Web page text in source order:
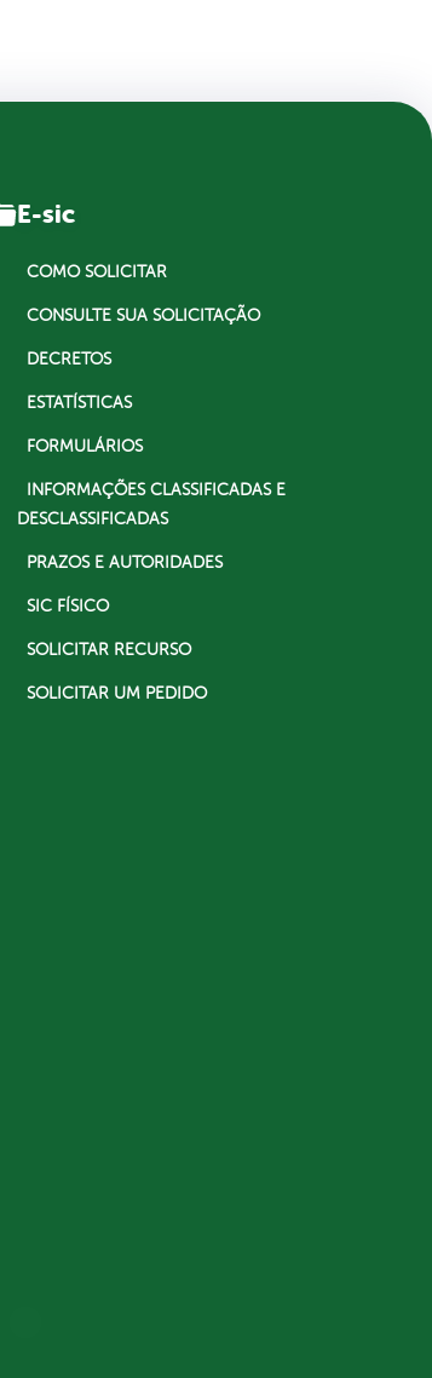
E-sic
COMO SOLICITAR
CONSULTE SUA SOLICITAÇÃO
DECRETOS
ESTATÍSTICAS
FORMULÁRIOS
INFORMAÇÕES CLASSIFICADAS E
DESCLASSIFICADAS
PRAZOS E AUTORIDADES
SIC FÍSICO
SOLICITAR RECURSO
SOLICITAR UM PEDIDO